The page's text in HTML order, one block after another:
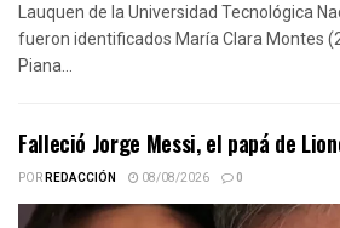
Lauquen de la Universidad Tecnológica
fueron identificados María Clara Montes
Piana...
Falleció Jorge Messi, el papá de
PORREDACCIÓN 08/08/2026 0